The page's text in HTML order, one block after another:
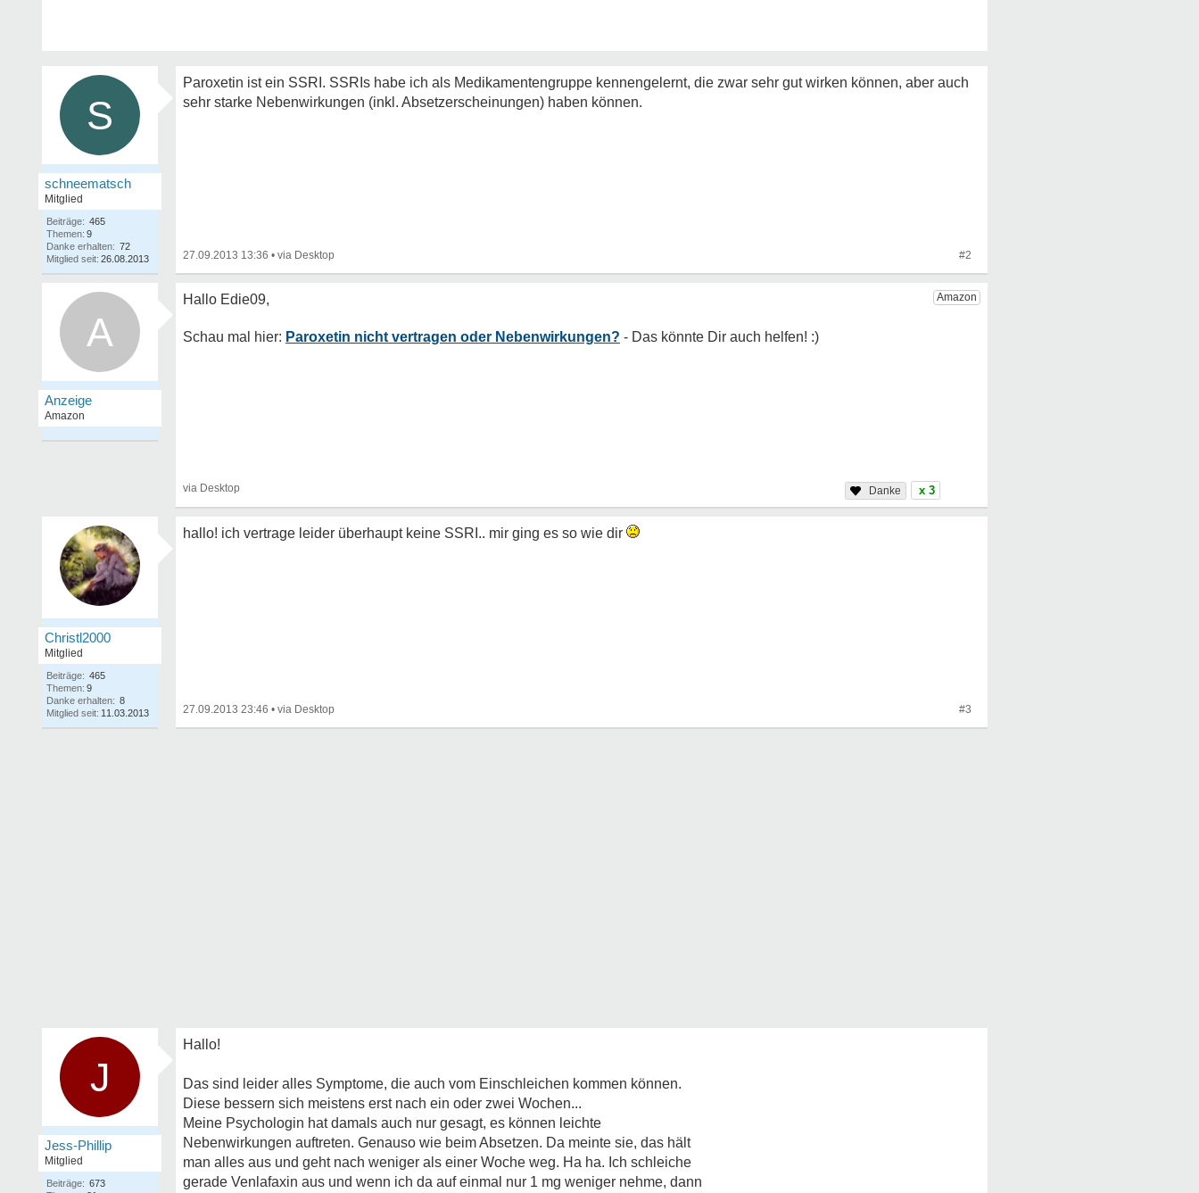
S
schneematsch
Mitglied
Beiträge: 465
Themen: 9
Danke erhalten: 72
Mitglied seit: 26.08.2013
Paroxetin ist ein SSRI. SSRIs habe ich als Medikamentengruppe kennengelernt, die zwar sehr gut wirken können, aber auch
sehr starke Nebenwirkungen (inkl. Absetzerscheinungen) haben können.
27.09.2013 13:36 • #2
A Paroxetin nicht vertragen oder Nebenwirkungen?
x 3
Christl2000
Mitglied
Beiträge: 465
Themen: 9
Danke erhalten: 8
Mitglied seit: 11.03.2013
hallo! ich vertrage leider überhaupt keine SSRI.. mir ging es so wie dir
27.09.2013 23:46 • #3
J
Jess-Phillip
Mitglied
Beiträge: 673
Hallo!
Das sind leider alles Symptome, die auch vom Einschleichen kommen können.
Diese bessern sich meistens erst nach ein oder zwei Wochen...
Meine Psychologin hat damals auch nur gesagt, es können leichte
Nebenwirkungen auftreten. Genauso wie beim Absetzen. Da meinte sie, das hält
man alles aus und geht nach weniger als einer Woche weg. Ha ha. Ich schleiche
gerade Venlafaxin aus und wenn ich da auf einmal nur 1 mg weniger nehme, dann